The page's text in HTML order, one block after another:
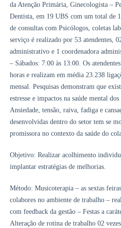
da Atenção Primária, Ginecologista –
Dentista, em 19 UBS com um total de
de consultas com Psicólogos, coletas
serviço é realizado por 53 atendentes,
administrativo e 1 coordenadora
– Sábados: 7:00 às 13:00. Os
horas e realizam em média 23.238
mensal. Pesquisas demonstram que
estresse e impactos na saúde mental dos
Ansiedade, tensão, raiva, fadiga e
desenvolvidas dentro do setor tem se
promissora no contexto da saúde do
Objetivo: Realizar acolhimento
implantar estratégias de melhorias.
Método: Musicoterapia – as sextas
colabores no ambiente de trabalho –
com feedback da gestão – Festas a
Alteração de rotina de trabalho 02